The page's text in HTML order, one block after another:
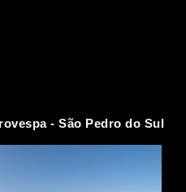
- São Pedro do Sul